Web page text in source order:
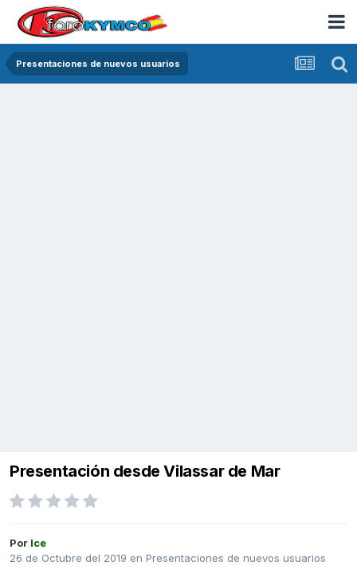
Presentaciones de nuevos usuarios
Presentación desde Vilassar de Mar
Por Ice
26 de Octubre del 2019 en Presentaciones de nuevos usuarios